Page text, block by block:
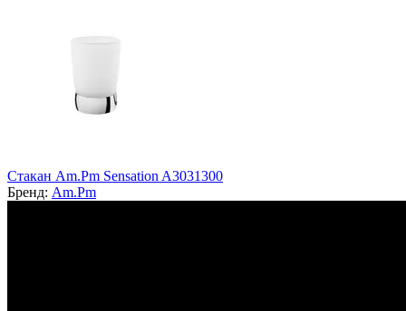
Стакан Am.Pm Sensation A3031300
Бренд: Am.Pm